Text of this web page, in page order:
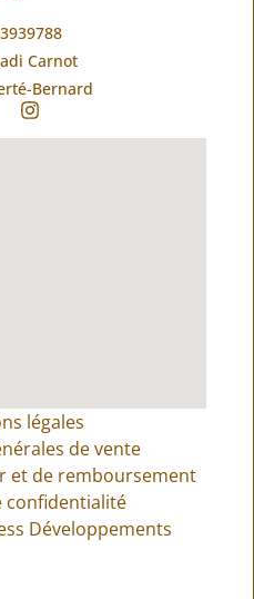
Carnot
Bernard
légales
de vente
et de remboursement
confidentialité
Développements